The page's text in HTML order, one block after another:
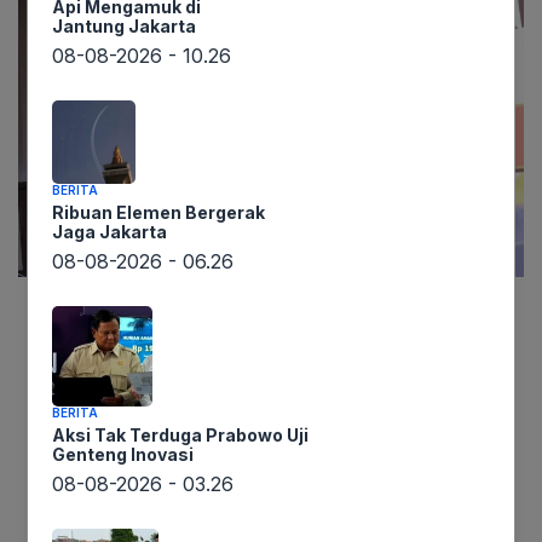
Lintaswarta.co.id
mengejutkan diungkapkan bagi generasi muda
yang mendambakan kemerdekaan finansial.
Hanya dengan menyisihkan sekitar Rp95 ribu per
bulan sejak usia 21 tahun, seseorang berpotensi
besar mengumpulkan dana fantastis Rp1 miliar
Api Mengamuk di
Jantung Jakarta
08-08-2026 - 10.26
BERITA
Ribuan Elemen Bergerak
Jaga Jakarta
08-08-2026 - 06.26
BERITA
Aksi Tak Terduga Prabowo Uji
Genteng Inovasi
08-08-2026 - 03.26